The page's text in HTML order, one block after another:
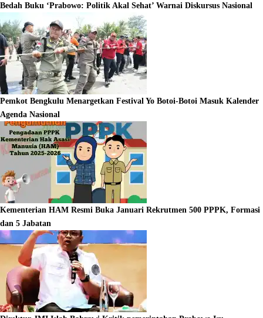
Bedah Buku ‘Prabowo: Politik Akal Sehat’ Warnai Diskursus Nasional
Pemkot Bengkulu Menargetkan Festival Yo Botoi-Botoi Masuk Kalender
Agenda Nasional
Kementerian HAM Resmi Buka Januari Rekrutmen 500 PPPK, Formasi
dan 5 Jabatan